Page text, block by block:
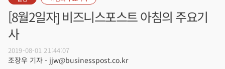
[8월2일자] 비즈니스포스트 아침의 주요기
사
2019-08-01 21:44:07
조장우 기자 - jjw@businesspost.co.kr